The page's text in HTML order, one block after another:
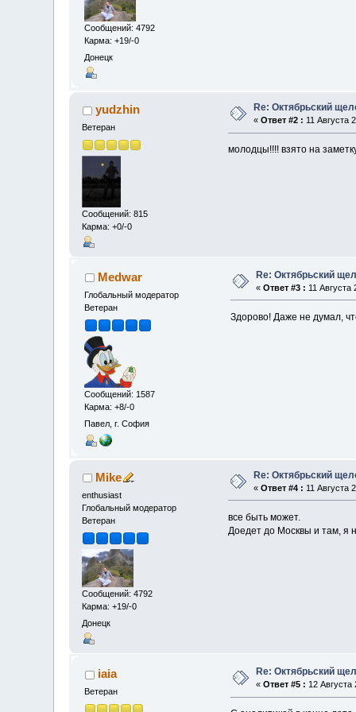
Сообщений: 4792
Карма: +19/-0
Донецк
yudzhin
Ветеран
Сообщений: 815
Карма: +0/-0
Re: Октябрьский
«Ответ #2 : 11 Августа
молодцы!!!! взято на
Medwar
Глобальный модератор
Ветеран
Сообщений: 1587
Карма: +8/-0
Павел, г. София
Re: Октябрьский
«Ответ #3 : 11 Августа
Здорово! Даже не думал,
Mike
enthusiast
Глобальный модератор
Ветеран
Сообщений: 4792
Карма: +19/-0
Донецк
Re: Октябрьский
«Ответ #4 : 11 Августа
все быть может.
Доедет до Москвы и там, я
iaia
Ветеран
Re: Октябрьский
«Ответ #5 : 12 Августа